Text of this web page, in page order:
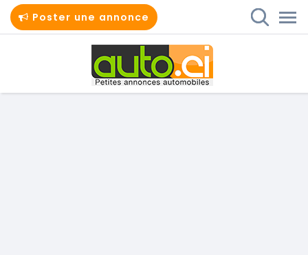
Poster une annonce